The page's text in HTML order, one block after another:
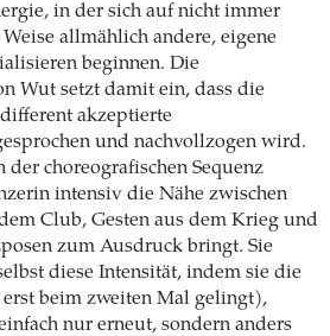
in der sich auf nicht immer
allmählich andere, eigene
beginnen. Die
Wut setzt damit ein, dass die
akzeptierte
und nachvollzogen wird.
choreografischen Sequenz
intensiv die Nähe zwischen
Club, Gesten aus dem Krieg und
zum Ausdruck bringt. Sie
diese Intensität, indem sie die
beim zweiten Mal gelingt),
nur erneut, sondern anders